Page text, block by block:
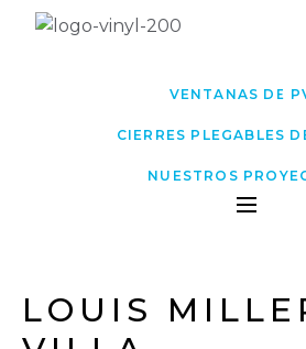
VENTANAS DE
CIERRES PLEGABLES
NUESTROS
LOUIS